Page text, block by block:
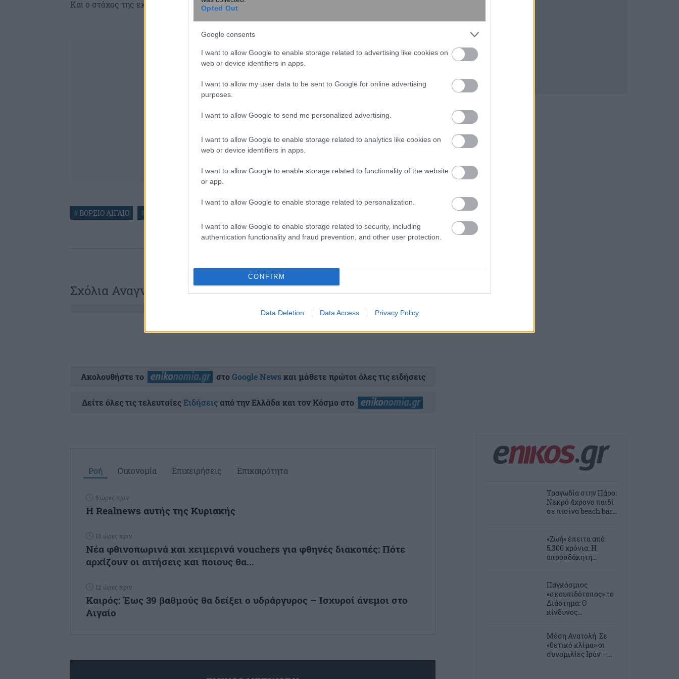
Opted Out
Google consents
I want to allow Google to enable storage related to advertising like cookies on
web or device identifiers in apps.
I want to allow my user data to be sent to Google for online advertising
purposes.
I want to allow Google to send me personalized advertising.
I want to allow Google to enable storage related to analytics like cookies on
web or device identifiers in apps.
I want to allow Google to enable storage related to functionality of the website
or app.
I want to allow Google to enable storage related to personalization.
I want to allow Google to enable storage related to security, including
authentication functionality and fraud prevention, and other user protection.
CONFIRM
Data Deletion Data Access Privacy Policy
Και ο στόχος της εκδήλωσης αποσκοπούσε στον τρόπο ενίσχυσης οικονομιών των δυο λαών.
#ΒΟΡΕΙΟ ΑΙΓΑΙΟ #
Σχόλια Αναγνωστών
σχολίασε και εσύ
Ακολουθήστε το στοGoogle Newsκαι μάθετε πρώτοι όλες τις ειδήσεις
Δείτε όλες τις τελευταίεςΕιδήσειςαπό την Ελλάδα και τον Κόσμο στο
Ροή Οικονομία Επιχειρήσεις Επικαιρότητα
5 ώρες πριν
Η Realnews αυτής της Κυριακής
10 ώρες πριν
Νέα φθινοπωρινά και χειμερινά vouchers για φθηνές διακοπές: Πότε
αρχίζουν οι αιτήσεις και ποιους θα...
12 ώρες πριν
Καιρός: Έως 39 βαθμούς θα δείξει ο υδράργυρος – Ισχυροί άνεμοι στο
Αιγαίο
Τραγωδία στην Πάρο:
Νεκρό 4χρονο παιδί
σε πισίνα beach bar...
«Ζωή» έπειτα από
5.300 χρόνια: Η
απροσδόκητη...
Παγκόσμιος
«σκουπιδότοπος» το
Διάστημα: Ο
κίνδυνος...
Μέση Ανατολή: Σε
«θετικό κλίμα» οι
συνομιλίες Ιράν –...